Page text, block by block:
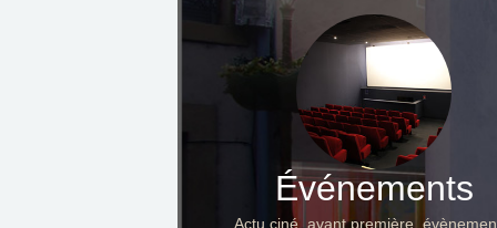
Événements
Actu ciné, avant première,